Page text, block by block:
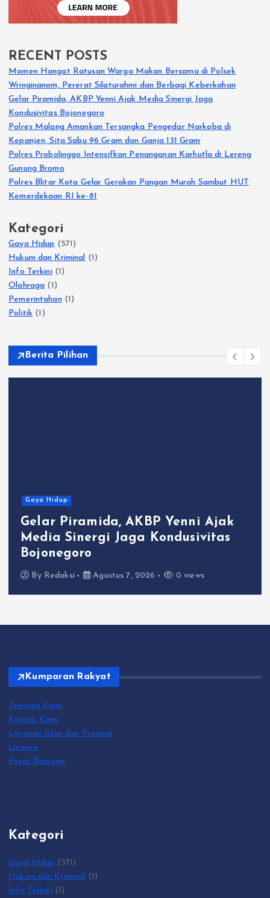
RECENT POSTS
Momen Hangat Ratusan Warga Makan Bersama di Polsek
Wringinanom, Pererat Silaturahmi dan Berbagi Keberkahan
Gelar Piramida, AKBP Yenni Ajak Media Sinergi Jaga
Kondusivitas Bojonegoro
Polres Malang Amankan Tersangka Pengedar Narkoba di
Kepanjen, Sita Sabu 96 Gram dan Ganja 131 Gram
Polres Probolinggo Intensifkan Penanganan Karhutla di Lereng
Gunung Bromo
Polres Blitar Kota Gelar Gerakan Pangan Murah Sambut HUT
Kemerdekaan RI ke-81
Kategori
Gaya Hidup (571)
Hukum dan Kriminal (1)
Info Terkini(1)
Olahraga (1)
Pemerintahan(1)
Politik (1)
Berita Pilihan
Gaya Hidup
Gelar Piramida, AKBP Yenni Ajak
Media Sinergi Jaga Kondusivitas
Bojonegoro
ByRedaksi Agustus 7, 2026 0 views
Kumparan Rakyat
Tentang Kami
Kontak Kami
Layanan Iklan dan Promosi
Licence
Pusat Bantuan
Kategori
Gaya Hidup (571)
Hukum dan Kriminal
(1)
Info Terkini (1)